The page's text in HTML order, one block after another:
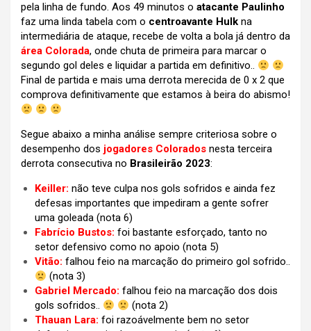
pela linha de fundo. Aos 49 minutos o atacante Paulinho
faz uma linda tabela com o centroavante Hulk na
intermediária de ataque, recebe de volta a bola já dentro da
área Colorada, onde chuta de primeira para marcar o
segundo gol deles e liquidar a partida em definitivo..
Final de partida e mais uma derrota merecida de 0 x 2 que
comprova definitivamente que estamos à beira do abismo!
Segue abaixo a minha análise sempre criteriosa sobre o
desempenho dos jogadores Colorados nesta terceira
derrota consecutiva no Brasileirão 2023:
Keiller: não teve culpa nos gols sofridos e ainda fez
defesas importantes que impediram a gente sofrer
uma goleada (nota 6)
Fabrício Bustos: foi bastante esforçado, tanto no
setor defensivo como no apoio (nota 5)
Vitão: falhou feio na marcação do primeiro gol sofrido..
(nota 3)
Gabriel Mercado: falhou feio na marcação dos dois
gols sofridos..
(nota 2)
Thauan Lara: foi razoávelmente bem no setor